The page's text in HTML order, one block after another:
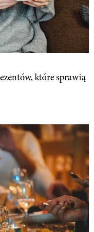
które sprawią